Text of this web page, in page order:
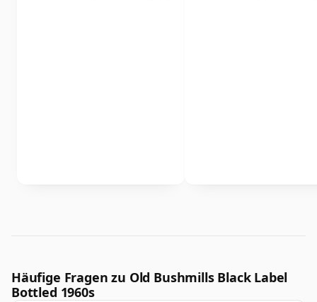
Häufige Fragen zu Old Bushmills Black Label
Bottled 1960s